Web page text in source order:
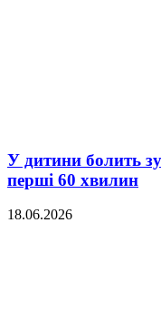
У дитини болить
перші 60 хвилин
18.06.2026